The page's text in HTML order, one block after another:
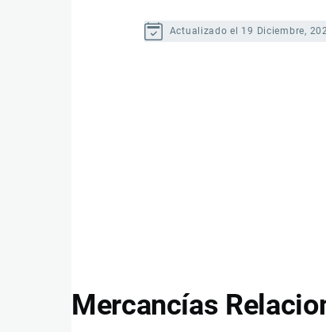
Actualizado el 19 Diciembre,
Mercancías